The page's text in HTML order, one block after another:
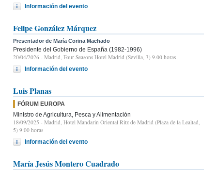
Información del evento
Felipe González Márquez
Presentador de María Corina Machado
Presidente del Gobierno de España (1982-1996)
20/04/2026 - Madrid, Four Seasons Hotel Madrid (Sevilla, 3) 9.00 horas
Información del evento
Luis Planas
FÓRUM EUROPA
Ministro de Agricultura, Pesca y Alimentación
18/09/2025 - Madrid, Hotel Mandarin Oriental Ritz de Madrid (Plaza de la Lealtad,
5) 9:00 horas
Información del evento
María Jesús Montero Cuadrado